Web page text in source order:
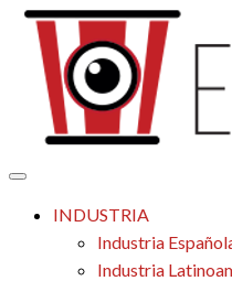
Saltar
contenido
El Palomitrón
Tu espacio de la industria de
INDUSTRIA
Industria
Industria